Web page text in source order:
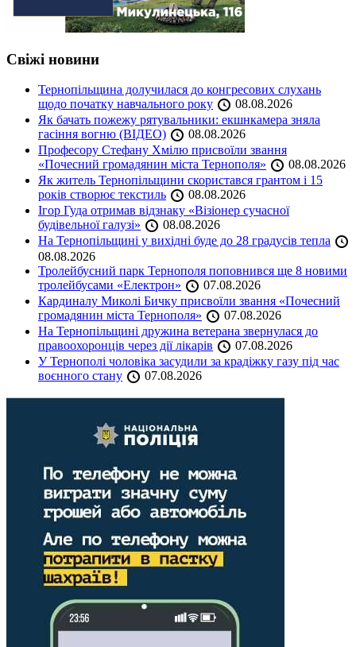
Свіжі новини
Тернопільщина долучилася до конгресових слухань
щодо початку навчального року
08.08.2026
Як бачать пожежу рятувальники: екшнкамера зняла
гасіння вогню (ВІДЕО)
08.08.2026
Професору Стефану Хмілю присвоїли звання
«Почесний громадянин міста Тернополя»
08.08.2026
Як житель Тернопільщини скористався грантом і 15
років створює текстиль
08.08.2026
Ігор Гуда отримав відзнаку «Візіонер сучасної
будівельної галузі»
08.08.2026
На Тернопільщині у вихідні буде до 28 градусів тепла
08.08.2026
Тролейбусний парк Тернополя поповнився ще 8 новими
тролейбусами «Електрон»
07.08.2026
Кардиналу Миколі Бичку присвоїли звання «Почесний
громадянин міста Тернополя»
07.08.2026
На Тернопільщині дружина ветерана звернулася до
правоохоронців через дії лікарів
07.08.2026
У Тернополі чоловіка засудили за крадіжку газу під час
воєнного стану
07.08.2026